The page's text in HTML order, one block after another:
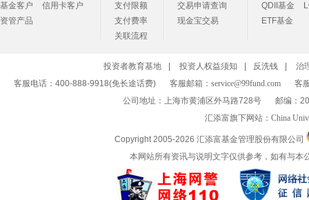
基金客户
信用卡客户
资管产品
支付限额
支付费率
关联流程
交易申请查询
现金宝交易
QDII基金
ETF基金
投资者教育基地 投资人权益须知 反洗钱
治
客服电话：400-888-9918(免长途话费)
客服邮箱： service@99fund.com
客
公司地址：上海市黄浦区外马路728号
邮编：
汇添富旗下网站： China
Copyright 2005-2026 汇添富基金管理股份有限公司
本网站所有资讯与说明文字仅供参考，如有与本